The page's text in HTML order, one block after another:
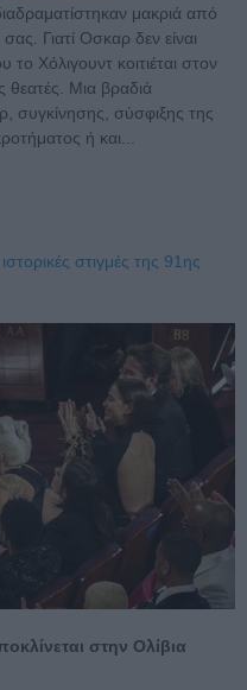
μακριά από
σας. Γιατί Οσκαρ δεν είναι
Χόλιγουντ κοιτιέται στον
θεατές. Μια βραδιά
συγκίνησης, σύσφιξης της
ή και...
στιγμές της 91ης
στην Ολίβια